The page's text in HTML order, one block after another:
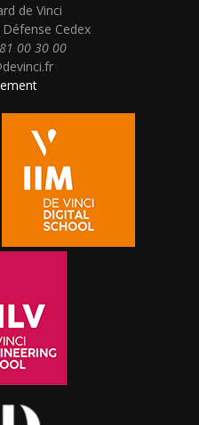
de Vinci
Cedex
00 30 00